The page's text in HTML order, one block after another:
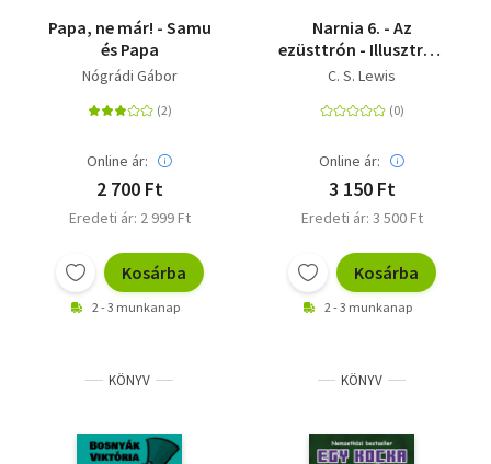
Papa, ne már! - Samu
és Papa
Nógrádi Gábor
Online ár:
2 700 Ft
Eredeti ár: 2 999 Ft
Kosárba
2 - 3 munkanap
Narnia 6. - Az
ezüsttrón - Illusztrált
kiadás
C. S. Lewis
Online ár:
3 150 Ft
Eredeti ár: 3 500 Ft
Kosárba
2 - 3 munkanap
KÖNYV KÖNYV